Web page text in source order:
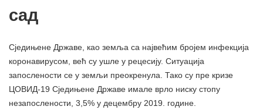
сад
Сједињене Државе, као земља са највећим бројем инфекција
коронавирусом, већ су ушле у рецесију. Ситуација
запослености се у земљи преокренула. Тако су пре кризе
ЦОВИД-19 Сједињене Државе имале врло ниску стопу
незапослености, 3,5% у децембру 2019. године.